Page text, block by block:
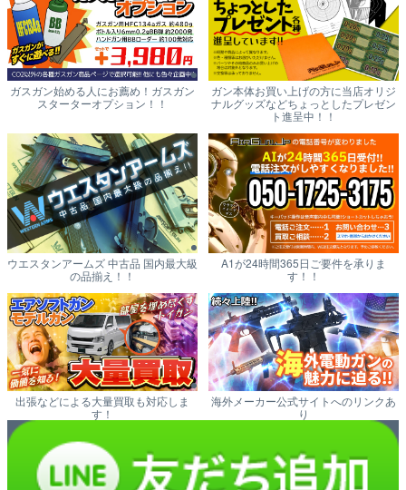
ガスガン始める人にお薦め！ガスガン
スターターオプション！！
ガン本体お買い上げの方に当店オリジ
ナルグッズなどちょっとしたプレゼン
ト進呈中！！
ウエスタンアームズ 中古品 国内最大級
の品揃え！！
A1が24時間365日ご要件を承りま
す！！
出張などによる大量買取も対応しま
す！
海外メーカー公式サイトへのリンクあ
り